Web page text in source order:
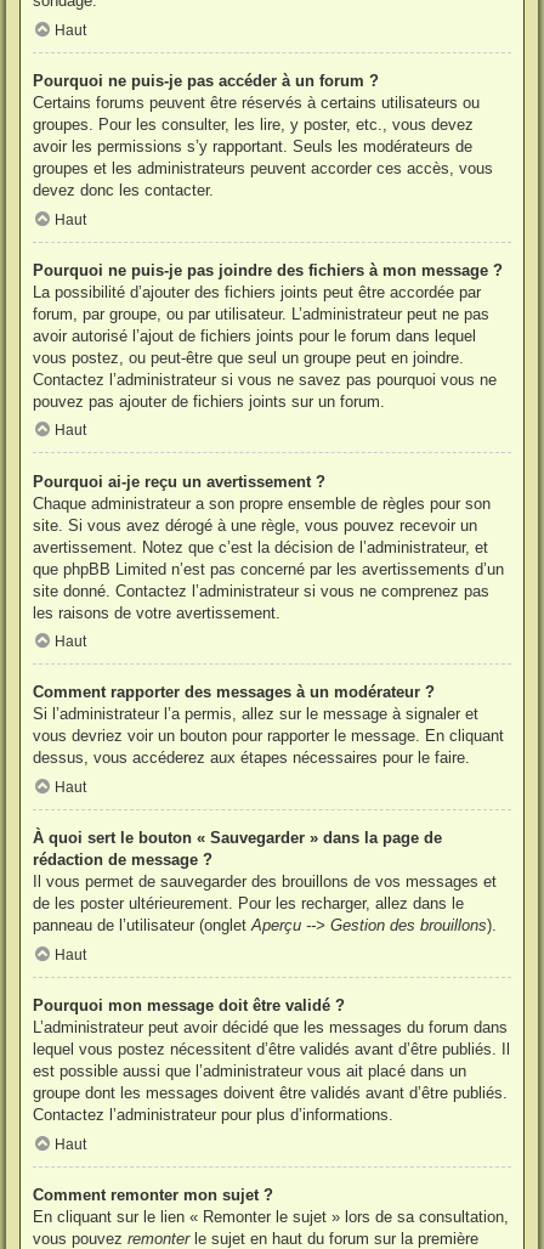
Haut
Pourquoi ne puis-je pas accéder à un forum ?
Certains forums peuvent être réservés à certains utilisateurs ou
groupes. Pour les consulter, les lire, y poster, etc., vous devez
avoir les permissions s’y rapportant. Seuls les modérateurs de
groupes et les administrateurs peuvent accorder ces accès, vous
devez donc les contacter.
Haut
Pourquoi ne puis-je pas joindre des fichiers à mon message ?
La possibilité d’ajouter des fichiers joints peut être accordée par
forum, par groupe, ou par utilisateur. L’administrateur peut ne pas
avoir autorisé l’ajout de fichiers joints pour le forum dans lequel
vous postez, ou peut-être que seul un groupe peut en joindre.
Contactez l’administrateur si vous ne savez pas pourquoi vous ne
pouvez pas ajouter de fichiers joints sur un forum.
Haut
Pourquoi ai-je reçu un avertissement ?
Chaque administrateur a son propre ensemble de règles pour son
site. Si vous avez dérogé à une règle, vous pouvez recevoir un
avertissement. Notez que c’est la décision de l’administrateur, et
que phpBB Limited n’est pas concerné par les avertissements d’un
site donné. Contactez l’administrateur si vous ne comprenez pas
les raisons de votre avertissement.
Haut
Comment rapporter des messages à un modérateur ?
Si l’administrateur l’a permis, allez sur le message à signaler et
vous devriez voir un bouton pour rapporter le message. En cliquant
dessus, vous accéderez aux étapes nécessaires pour le faire.
Haut
À quoi sert le bouton « Sauvegarder » dans la page de
rédaction de message ?
Il vous permet de sauvegarder des brouillons de vos messages et
de les poster ultérieurement. Pour les recharger, allez dans le
panneau de l’utilisateur (ongletAperçu --> Gestion des brouillons).
Haut
Pourquoi mon message doit être validé ?
L’administrateur peut avoir décidé que les messages du forum dans
lequel vous postez nécessitent d’être validés avant d’être publiés. Il
est possible aussi que l’administrateur vous ait placé dans un
groupe dont les messages doivent être validés avant d’être publiés.
Contactez l’administrateur pour plus d’informations.
Haut
Comment remonter mon sujet ?
En cliquant sur le lien « Remonter le sujet » lors de sa consultation,
vous pouvez remonterle sujet en haut du forum sur la première